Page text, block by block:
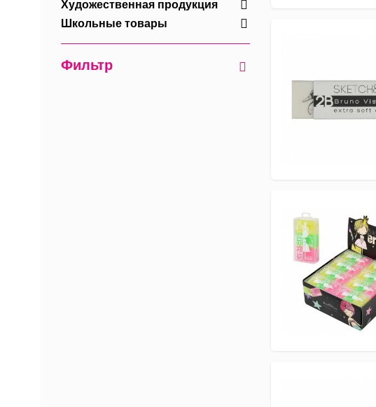
Художественная продукция
Школьные товары
Фильтр